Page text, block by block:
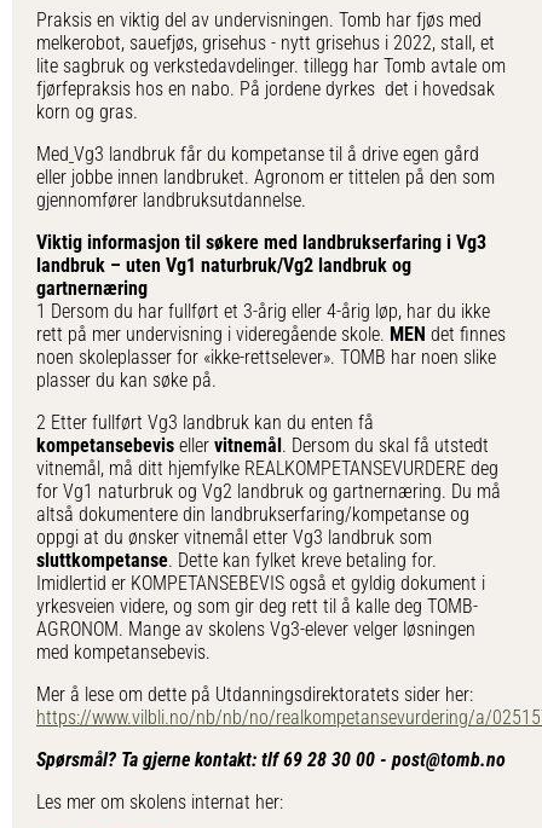
Praksis en viktig del av undervisningen. Tomb har fjøs med
melkerobot, sauefjøs, grisehus - nytt grisehus i 2022, stall, et
lite sagbruk og verkstedavdelinger. tillegg har Tomb avtale om
fjørfepraksis hos en nabo. På jordene dyrkes det i hovedsak
korn og gras.
Med Vg3 landbruk får du kompetanse til å drive egen gård
eller jobbe innen landbruket. Agronom er tittelen på den som
gjennomfører landbruksutdannelse.
Viktig informasjon til søkere med landbrukserfaring i Vg3
landbruk – uten Vg1 naturbruk/Vg2 landbruk og
gartnernæring
1 Dersom du har fullført et 3-årig eller 4-årig løp, har du ikke
rett på mer undervisning i videregående skole. MEN det finnes
noen skoleplasser for «ikke-rettselever». TOMB har noen slike
plasser du kan søke på.
2 Etter fullført Vg3 landbruk kan du enten få
kompetansebevis eller vitnemål. Dersom du skal få utstedt
vitnemål, må ditt hjemfylke REALKOMPETANSEVURDERE deg
for Vg1 naturbruk og Vg2 landbruk og gartnernæring. Du må
altså dokumentere din landbrukserfaring/kompetanse og
oppgi at du ønsker vitnemål etter Vg3 landbruk som
sluttkompetanse. Dette kan fylket kreve betaling for.
Imidlertid er KOMPETANSEBEVIS også et gyldig dokument i
yrkesveien videre, og som gir deg rett til å kalle deg TOMB-
AGRONOM. Mange av skolens Vg3-elever velger løsningen
med kompetansebevis.
Mer å lese om dette på Utdanningsdirektoratets sider her:
https://www.vilbli.no/nb/nb/no/realkompetansevurdering/a/
Spørsmål? Ta gjerne kontakt: tlf 69 28 30 00 - post@tomb.no
Les mer om skolens internat her: